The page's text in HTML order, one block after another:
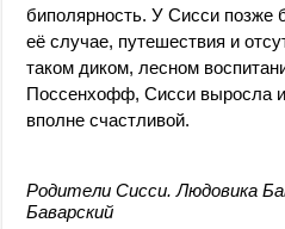
биполярность. У Сисси позже
её случае, путешествия и
таком диком, лесном
Поссенхофф, Сисси выросла
вполне счастливой.
Родители Сисси. Людовика
Баварский